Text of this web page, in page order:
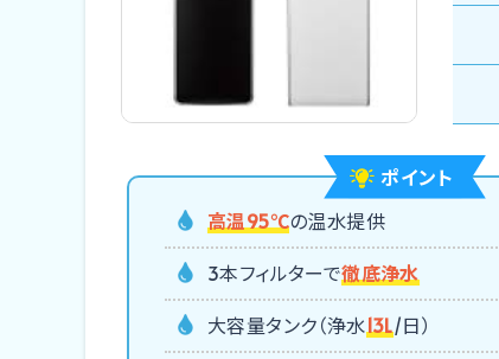
ポイント
高温95℃の温水提供
3本フィルターで徹底浄水
大容量タンク（浄水13L/日）